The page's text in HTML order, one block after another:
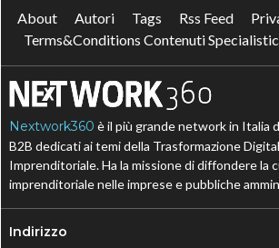
About Autori Tags Rss Feed
Terms&Conditions Contenuti
Nextwork360 è il più grande network in Italia
B2B dedicati ai temi della Trasformazione
Imprenditoriale. Ha la missione di diffondere la
imprenditoriale nelle imprese e pubbliche
Indirizzo